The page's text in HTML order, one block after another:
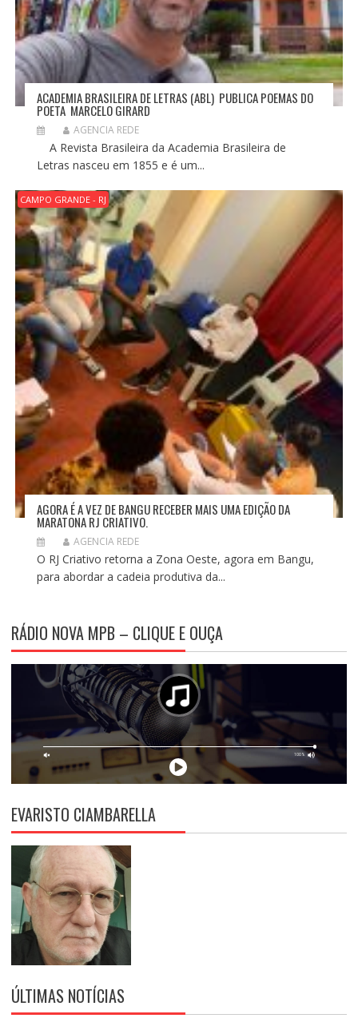
ACADEMIA BRASILEIRA DE LETRAS (ABL) PUBLICA POEMAS DO
POETA MARCELO GIRARD
AGENCIA REDE
A Revista Brasileira da Academia Brasileira de
Letras nasceu em 1855 e é um...
CAMPO GRANDE - RJ
AGORA É A VEZ DE BANGU RECEBER MAIS UMA EDIÇÃO DA
MARATONA RJ CRIATIVO.
AGENCIA REDE
O RJ Criativo retorna a Zona Oeste, agora em Bangu,
para abordar a cadeia produtiva da...
RÁDIO NOVA MPB – CLIQUE E OUÇA
EVARISTO CIAMBARELLA
ÚLTIMAS NOTÍCIAS